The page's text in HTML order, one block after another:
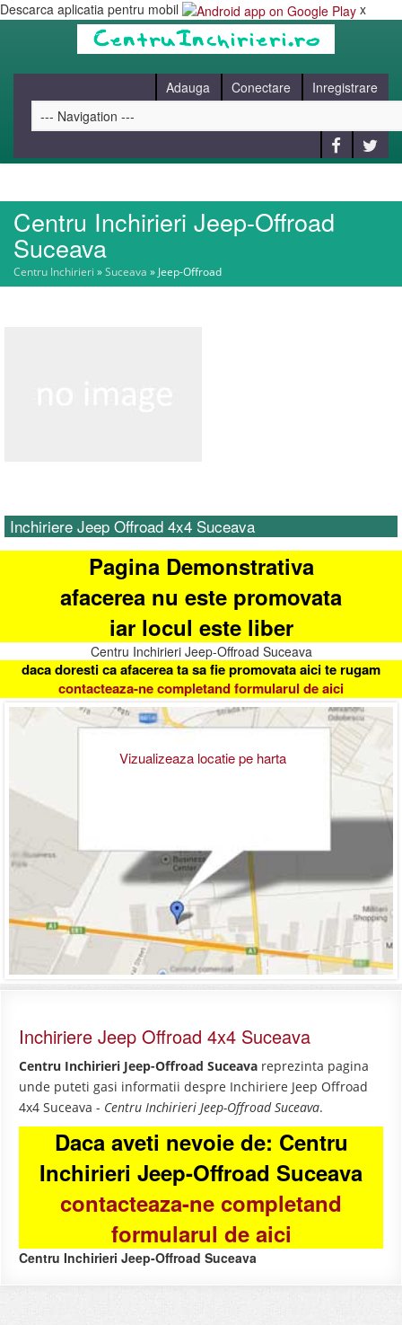
Descarca aplicatia pentru mobil x
Adauga Conectare Inregistrare
HOME
CAUT
Centru Inchirieri Jeep-Offroad
Suceava
Centru Inchirieri »Suceava » Jeep-Offroad
Inchiriere Jeep Offroad 4x4 Suceava
Pagina Demonstrativa
afacerea nu este promovata
iar locul este liber
Centru Inchirieri Jeep-Offroad Suceava
daca doresti ca afacerea ta sa fie promovata aici te rugam
contacteaza-ne completand formularul de aici
Vizualizeaza locatie pe harta
Inchiriere Jeep Offroad 4x4 Suceava
Centru Inchirieri Jeep-Offroad Suceava reprezinta pagina
unde puteti gasi informatii despre Inchiriere Jeep Offroad
4x4 Suceava - Centru Inchirieri Jeep-Offroad Suceava.
Daca aveti nevoie de: Centru
Inchirieri Jeep-Offroad Suceava
contacteaza-ne completand
formularul de aici
Centru Inchirieri Jeep-Offroad Suceava